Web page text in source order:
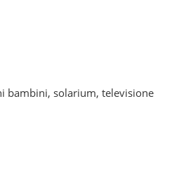
bambini, solarium, televisione